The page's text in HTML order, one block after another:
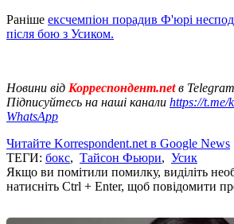
Раніше ексчемпіон порадив Ф'юрі
після бою з Усиком.
Новини від Корреспондент.netв
Підписуйтесь на наші канали https://t.me/
WhatsApp
Читайте Korrespondent.net в Google News
ТЕГИ: бокс, Тайсон Фьюри, Усик
Якщо ви помітили помилку, виділіть
натисніть Ctrl + Enter, щоб повідомити